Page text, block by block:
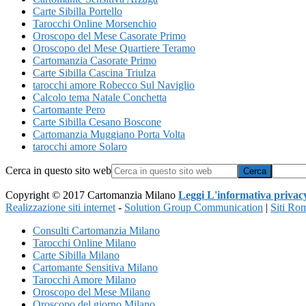
Carte Sibilla Portello
Tarocchi Online Morsenchio
Oroscopo del Mese Casorate Primo
Oroscopo del Mese Quartiere Teramo
Cartomanzia Casorate Primo
Carte Sibilla Cascina Triulza
tarocchi amore Robecco Sul Naviglio
Calcolo tema Natale Conchetta
Cartomante Pero
Carte Sibilla Cesano Boscone
Cartomanzia Muggiano Porta Volta
tarocchi amore Solaro
Cerca in questo sito web
Copyright © 2017 Cartomanzia Milano Leggi L'informativa
Realizzazione siti internet - Solution Group Communication | Siti
Consulti Cartomanzia Milano
Tarocchi Online Milano
Carte Sibilla Milano
Cartomante Sensitiva Milano
Tarocchi Amore Milano
Oroscopo del Mese Milano